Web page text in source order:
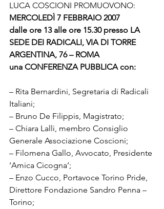
LUCA COSCIONI PROMUOVONO:
MERCOLEDÌ 7 FEBBRAIO 2007
dalle ore 13 alle ore 15.30 presso LA
SEDE DEI RADICALI, VIA DI TORRE
ARGENTINA, 76 – ROMA
una CONFERENZA PUBBLICA con:
– Rita Bernardini, Segretaria di Radicali
Italiani;
– Bruno De Filippis, Magistrato;
– Chiara Lalli, membro Consiglio
Generale Associazione Coscioni;
– Filomena Gallo, Avvocato, Presidente
‘Amica Cicogna’;
– Enzo Cucco, Portavoce Torino Pride,
Direttore Fondazione Sandro Penna –
Torino;